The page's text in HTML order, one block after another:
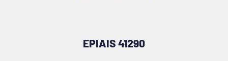
EPIAIS 41290